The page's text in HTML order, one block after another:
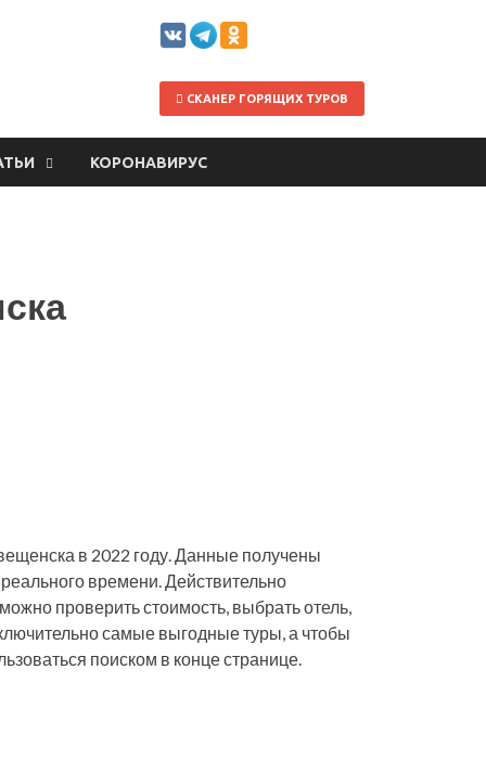
СКАНЕР ГОРЯЩИХ ТУРОВ
КОРОНАВИРУС
в 2022 году. Данные получены
времени. Действительно
проверить стоимость, выбрать отель,
самые выгодные туры, а чтобы
поиском в конце странице.